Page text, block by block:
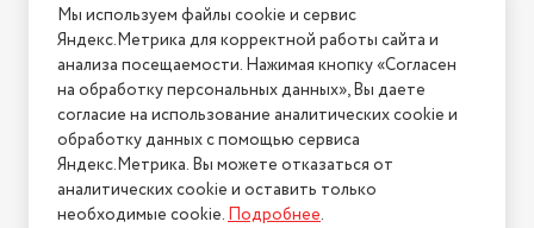
Условия возврата
Нашли ошибку на сайте? Напишите нам
2026 © Интернет-магазин "АстМаркет". У нас есть всё!
Политика конфиденциальности
Мы используем файлы cookie и сервис
Яндекс.Метрика для корректной работы сайта и
анализа посещаемости. Нажимая кнопку «Согласен
на обработку персональных данных», Вы даете
согласие на использование аналитических cookie и
обработку данных с помощью сервиса
Яндекс.Метрика. Вы можете отказаться от
аналитических cookie и оставить только
необходимые cookie.Подробнее.